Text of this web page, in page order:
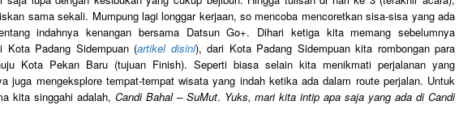
sama sekali. Mumpung lagi longgar kerjaan, so mencoba mencoretkan sisa-sisa yang ada
indahnya kenangan bersama Datsun Go+. Dihari ketiga kita memang sebelumnya
Kota Padang Sidempuan (artikel disini), dari Kota Padang Sidempuan kita rombongan para
Kota Pekan Baru (tujuan Finish). Seperti biasa selain kita menikmati perjalanan yang
juga mengeksplore tempat-tempat wisata yang indah ketika ada dalam route perjalan. Untuk
kita singgahi adalah, Candi Bahal – SuMut. Yuks, mari kita intip apa saja yang ada di Candi